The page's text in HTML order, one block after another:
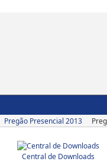
Pregão Presencial 2013
Central de Downloads